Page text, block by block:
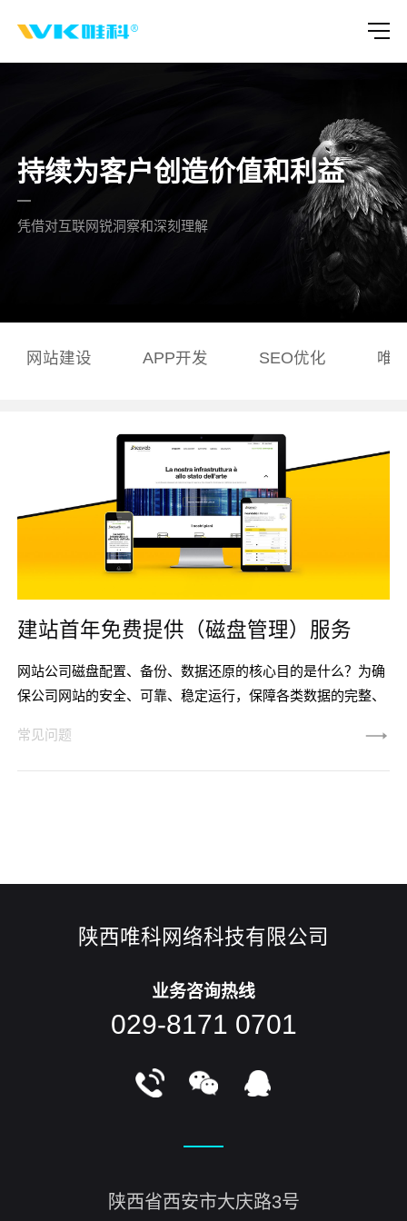
持续为客户创造价值和利益
凭借对互联网锐洞察和深刻理解
网站建设 APP开发 SEO优化 唯
建站首年免费提供（磁盘管理）服务
网站公司磁盘配置、备份、数据还原的核心目的是什么？为确
保公司网站的安全、可靠、稳定运行，保障各类数据的完整、
网络技术团队小组及有关部门人员参照以下流程执行：
一、职责 1、技术部为本制度的主要负责部门。 2、总
常见问题
陕西唯科网络科技有限公司
业务咨询热线
029-8171 0701
陕西省西安市大庆路3号